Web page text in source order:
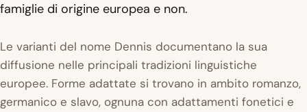
famiglie di origine europea e non.
Le varianti del nome Dennis documentano la sua
diffusione nelle principali tradizioni linguistiche
europee. Forme adattate si trovano in ambito romanzo,
germanico e slavo, ognuna con adattamenti fonetici e